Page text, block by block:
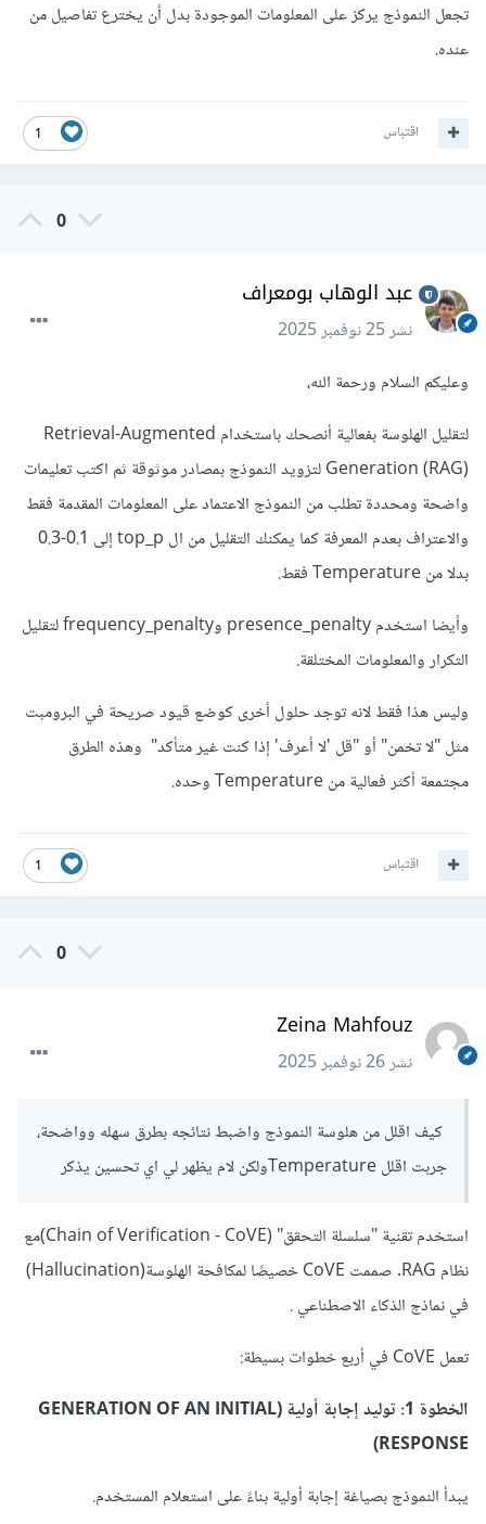
تجعل النموذج يركز على المعلومات الموجودة بدل أن يخترع تفاصيل من
عنده.
1 اقتباس
0
عبد الوهاب بومعراف
نشر25 نوفمبر 2025
وعليكم السلام ورحمة الله،
لتقليل الهلوسة بفعالية أنصحك باستخدام Retrieval-Augmented
Generation (RAG) لتزويد النموذج بمصادر موثوقة ثم اكتب تعليمات
واضحة ومحددة تطلب من النموذج الاعتماد على المعلومات المقدمة فقط
والاعتراف بعدم المعرفة كما يمكنك التقليل من ال top_p إلى 0.1-0.3
بدلا من Temperature فقط.
وأيضا استخدم presence_penalty وfrequency_penalty لتقليل
التكرار والمعلومات المختلقة.
وليس هذا فقط لانه توجد حلول أخرى كوضع قيود صريحة في البرومبت
مثل "لا تخمن" أو "قل 'لا أعرف' إذا كنت غير متأكد" وهذه الطرق
مجتمعة أكثر فعالية من Temperature وحده.
1 اقتباس
0
Zeina Mahfouz
نشر26 نوفمبر 2025
كيف اقلل من هلوسة النموذج واضبط نتائجه بطرق سهله وواضحة،
جربت اقلل Temperatureولكن لام يظهر لي اي تحسين يذكر
استخدم تقنية "سلسلة التحقق" (Chain of Verification - CoVE)مع
نظام RAG. صممت CoVE خصيصًا لمكافحة الهلوسة(Hallucination)
في نماذج الذكاء الاصطناعي .
تعمل CoVE في أربع خطوات بسيطة:
الخطوة 1: توليد إجابة أولية (GENERATION OF AN INITIAL
RESPONSE)
يبدأ النموذج بصياغة إجابة أولية بناءً على استعلام المستخدم.